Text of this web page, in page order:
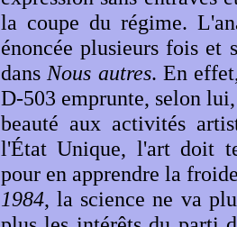
la coupe du régime.
énoncée plusieurs fois et
dans Nous autres. En
D-503 emprunte, selon
beauté aux activités
l'État Unique, l'art doit
pour en apprendre la
1984, la science ne va